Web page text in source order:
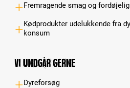
Fremragende smag og
Kødprodukter udelukkende fra
konsum
Vi undgår gerne
Dyreforsøg